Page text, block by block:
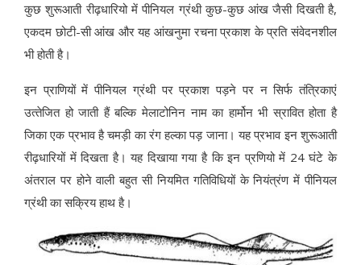
कुछ शुरूआती रीढ़धारियो में पीनियल ग्रंथी कुछ-कुछ आंख जैसी दिखती है,
एकदम छोटी-सी आंख और यह आंखनुमा रचना प्रकाश के प्रति संवेदनशील
भी होती है।
इन प्राणियों में पीनियल ग्रंथी पर प्रकाश पड़ने पर न सिर्फ तंत्रिकाएं
उत्‍तेजित हो जाती हैं बल्कि मेलाटोनिन नाम का हार्मोन भी स्रावित होता है
जिका एक प्रभाव है चमड़ी का रंग हल्‍का पड़ जाना। यह प्रभाव इन शुरूआती
रीढ़धारियों में दिखता है। यह दिखाया गया है कि इन प्रणियो में 24 घंटे के
अंतराल पर होने वाली बहुत सी नियमित गतिविधियों के नियंत्रंण में पीनियल
ग्रंथी का सक्रिय हाथ है।